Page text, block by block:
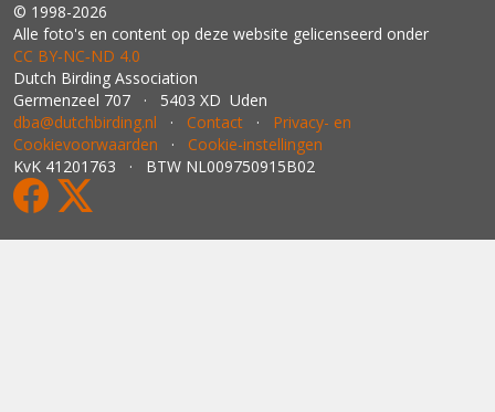
© 1998-2026
Alle foto's en content op deze website gelicenseerd onder
CC BY‑NC‑ND 4.0
Dutch Birding Association
Germenzeel 707 · 5403 XD Uden
dba@dutchbirding.nl · Contact · Privacy- en
Cookievoorwaarden · Cookie-instellingen
KvK 41201763 · BTW NL009750915B02